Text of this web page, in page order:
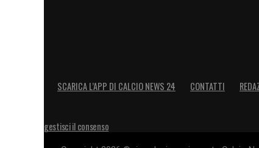
SCARICA L’APP DI CALCIO NEWS 24 CONTATTI
gestisci il consenso